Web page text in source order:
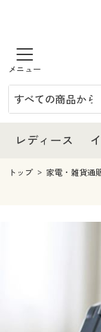
商品を探す
レディース
レディースファッ
インナー・下着
インナー・下着通
メンズ
キッチン・雑貨・
美容・健康通販す
制服・スクール
レディース
レディース
レディース通販す
レディースファッ
インナー・下着
インナー・下着通
メンズ
美容・健康・サ
制服・スクールす
トップ 家電・雑貨通